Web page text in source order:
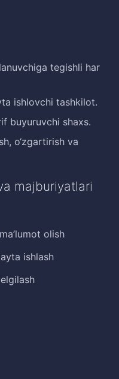
tegishli har
ishlovchi tashkilot.
buyuruvchi shaxs.
o‘zgartirish va
majburiyatlari
olish
ishlash